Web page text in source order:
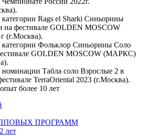
Rags el Sharki Синьорины
на фестивале GOLDEN MOSCOW
(г.Москва).
категории Фольклор Синьорины Соло
GOLDEN MOSCOW (МАРКС)
номинации Табла соло Взрослые 2 в
TerraOriental 2023 (г.Москва).
более 10 лет
ПРОГРАММ
лет